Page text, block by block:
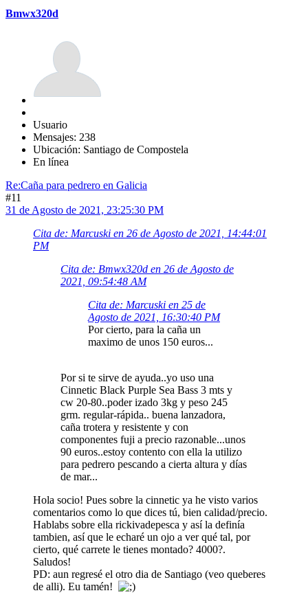
Bmwx320d
Usuario
Mensajes: 238
Ubicación: Santiago de Compostela
En línea
Re:Caña para pedrero en Galicia
#11
31 de Agosto de 2021, 23:25:30 PM
Cita de: Marcuski en 26 de Agosto de 2021, 14:44:01
PM
Cita de: Bmwx320d en 26 de Agosto de
2021, 09:54:48 AM
Cita de: Marcuski en 25 de
Agosto de 2021, 16:30:40 PM
Por cierto, para la caña un
maximo de unos 150 euros...
Por si te sirve de ayuda..yo uso una
Cinnetic Black Purple Sea Bass 3 mts y
cw 20-80..poder izado 3kg y peso 245
grm. regular-rápida.. buena lanzadora,
caña trotera y resistente y con
componentes fuji a precio razonable...unos
90 euros..estoy contento con ella la utilizo
para pedrero pescando a cierta altura y días
de mar...
Hola socio! Pues sobre la cinnetic ya he visto varios
comentarios como lo que dices tú, bien calidad/precio.
Hablabs sobre ella rickivadepesca y así la definía
tambien, así que le echaré un ojo a ver qué tal, por
cierto, qué carrete le tienes montado? 4000?.
Saludos!
PD: aun regresé el otro dia de Santiago (veo queberes
de alli). Eu tamén!